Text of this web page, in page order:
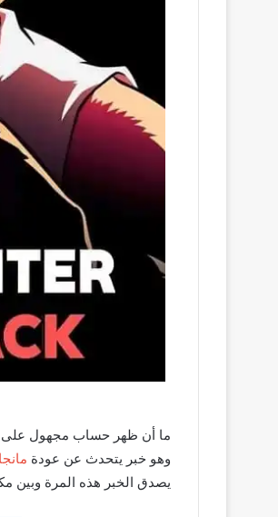
ما أن ظهر حساب مجهول على
وهو خبر يتحدث عن عودة مانجا Hunter x Hunter
يصدق الخبر هذه المرة وبين